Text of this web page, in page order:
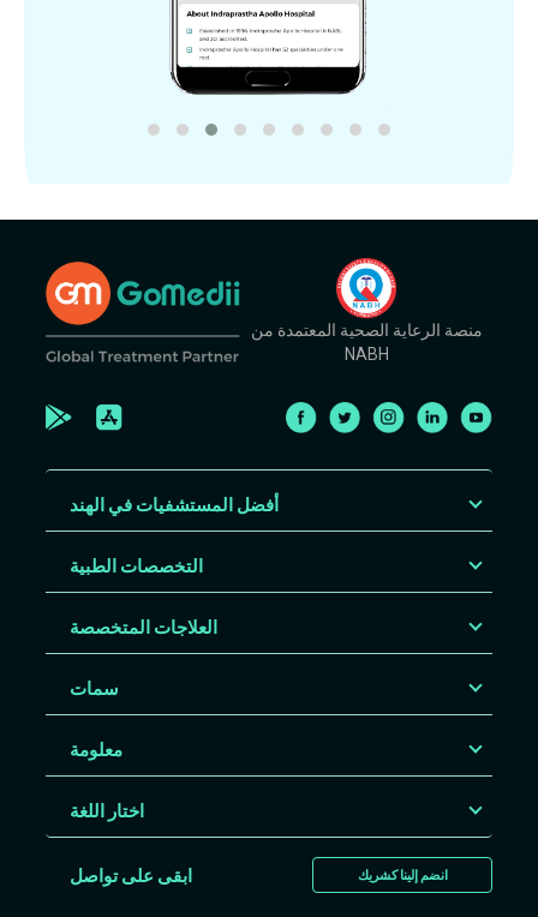
منصة الرعاية الصحية المعتمدة من
NABH
أفضل المستشفيات في الهند
التخصصات الطبية
العلاجات المتخصصة
سمات
معلومة
اختار اللغة
انضم إلينا كشريك ابقى على تواصل